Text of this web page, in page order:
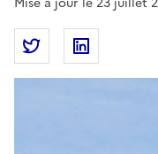
Partager la page
Partager Jeux